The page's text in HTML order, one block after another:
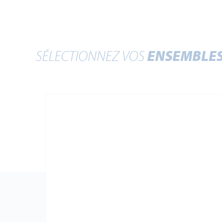
SÉLECTIONNEZ VOS